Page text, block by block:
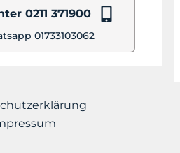
0211 371900
01733103062